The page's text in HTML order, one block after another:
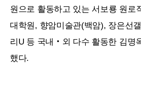
원으로 활동하고 있는 서보룡 원로
대학원, 향암미술관(백암), 장은선
리U 등 국내‧외 다수 활동한 김명
했다.